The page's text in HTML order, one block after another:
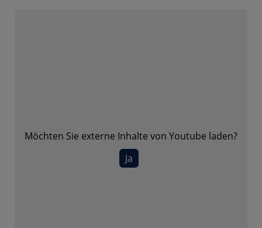
Möchten Sie externe Inhalte von Youtube laden?
Ja